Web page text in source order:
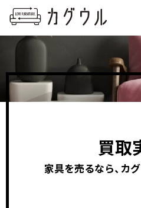
買取
家具を売るなら、カ